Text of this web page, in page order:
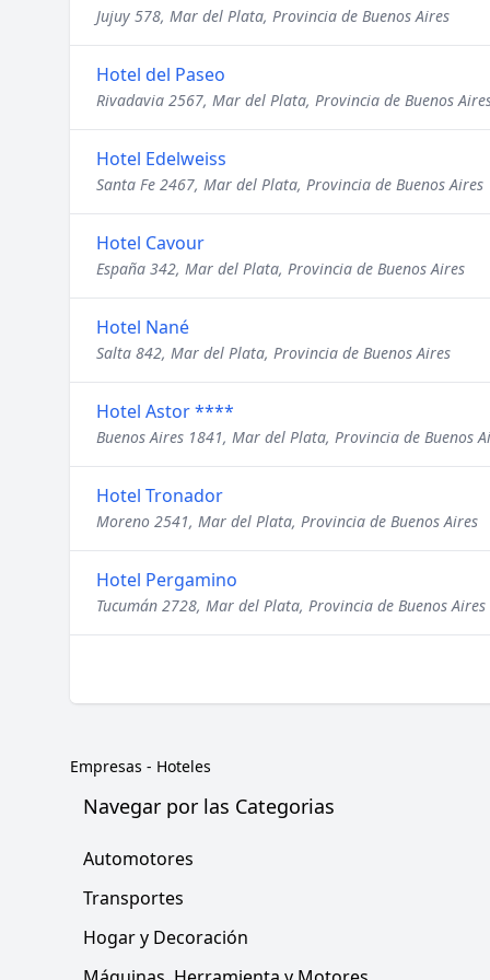
Jujuy 578, Mar del Plata, Provincia de Buenos Aires
Hotel del Paseo
Rivadavia 2567, Mar del Plata, Provincia de Buenos
Hotel Edelweiss
Santa Fe 2467, Mar del Plata, Provincia de Buenos Aires
Hotel Cavour
España 342, Mar del Plata, Provincia de Buenos Aires
Hotel Nané
Salta 842, Mar del Plata, Provincia de Buenos Aires
Hotel Astor ****
Buenos Aires 1841, Mar del Plata, Provincia de Buenos
Hotel Tronador
Moreno 2541, Mar del Plata, Provincia de Buenos Aires
Hotel Pergamino
Tucumán 2728, Mar del Plata, Provincia de Buenos Aires
Empresas - Hoteles
Navegar por las Categorias
Automotores
Transportes
Hogar y Decoración